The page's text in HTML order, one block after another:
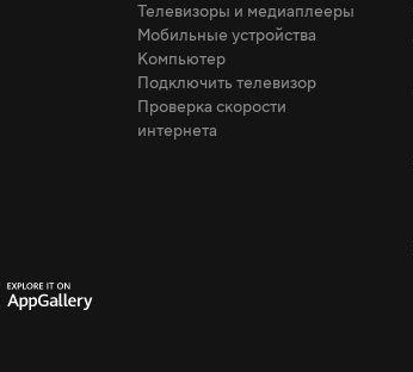
Телевизоры и медиаплееры
Мобильные устройства
Компьютер
Подключить телевизор
Проверка скорости
интернета